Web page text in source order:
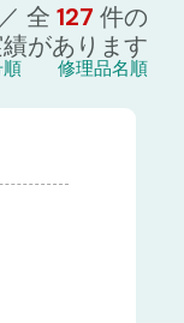
全 127 件の
があります
修理品名順